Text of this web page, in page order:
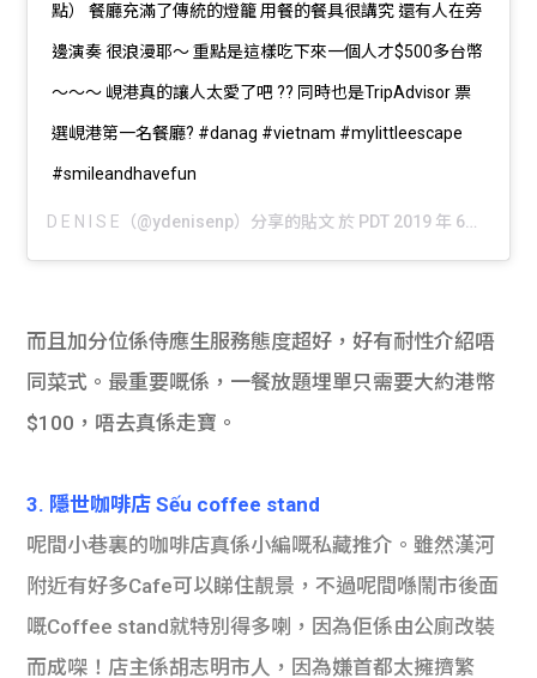
點） 餐廳充滿了傳統的燈籠 用餐的餐具很講究 還有人在旁
邊演奏 很浪漫耶～ 重點是這樣吃下來一個人才$500多台幣
～～～ 峴港真的讓人太愛了吧 ?? 同時也是TripAdvisor 票
選峴港第一名餐廳? #danag #vietnam #mylittleescape
#smileandhavefun
D E N I S E （@ydenisenp）分享的貼文 於 PDT 2019 年 6月 月 11 日 上午 7:30
而且加分位係侍應生服務態度超好，好有耐性介紹唔
同菜式。最重要嘅係，一餐放題埋單只需要大約港幣
$100，唔去真係走寶。
3. 隱世咖啡店 Sếu coffee stand
呢間小巷裏的咖啡店真係小編嘅私藏推介。雖然漢河
附近有好多Cafe可以睇住靚景，不過呢間喺鬧市後面
嘅Coffee stand就特別得多喇，因為佢係由公廁改裝
而成㗎！店主係胡志明市人，因為嫌首都太擁擠繁